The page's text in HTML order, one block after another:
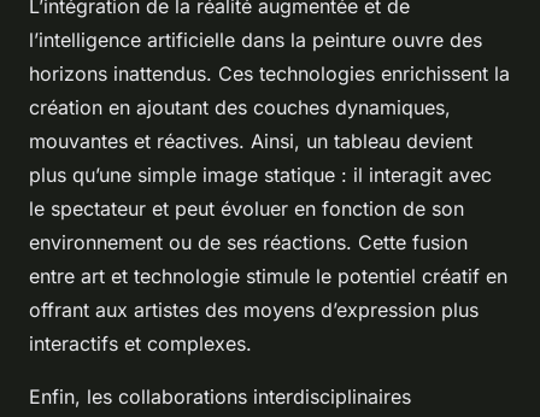
L’intégration de la réalité augmentée et de
l’intelligence artificielle dans la peinture ouvre des
horizons inattendus. Ces technologies enrichissent la
création en ajoutant des couches dynamiques,
mouvantes et réactives. Ainsi, un tableau devient
plus qu’une simple image statique : il interagit avec
le spectateur et peut évoluer en fonction de son
environnement ou de ses réactions. Cette fusion
entre art et technologie stimule le potentiel créatif en
offrant aux artistes des moyens d’expression plus
interactifs et complexes.
Enfin, les collaborations interdisciplinaires